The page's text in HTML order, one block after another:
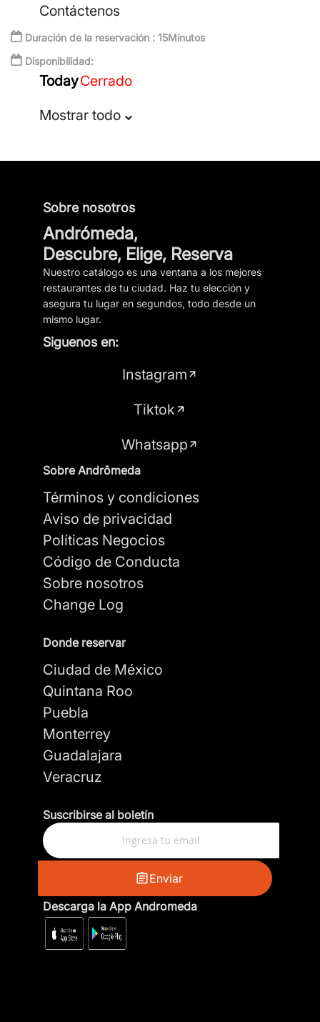
Contáctenos
Duración de la reservación : 15Minutos
Disponibilidad:
TodayCerrado
Mostrar todo
Sobre nosotros
Andrómeda,
Descubre, Elige, Reserva
Nuestro catálogo es una ventana a los mejores
restaurantes de tu ciudad. Haz tu elección y
asegura tu lugar en segundos, todo desde un
mismo lugar.
Siguenos en:
Instagram
Tiktok
Whatsapp
Sobre Andrômeda
Términos y condiciones
Aviso de privacidad
Políticas Negocios
Código de Conducta
Sobre nosotros
Change Log
Donde reservar
Ciudad de México
Quintana Roo
Puebla
Monterrey
Guadalajara
Veracruz
Suscribirse al boletín
Enviar
Descarga la App Andromeda